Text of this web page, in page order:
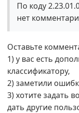
По коду
нет
Оставьте
1) у вас есть
классификатору,
2) заметили
3) хотите задать
дать другие